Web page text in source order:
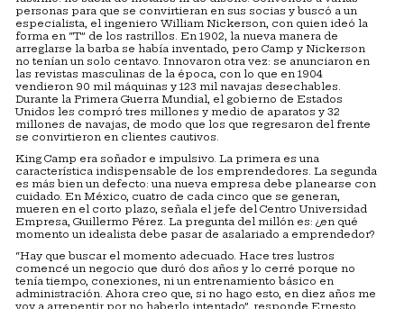
personas para que se convirtieran en sus socias y buscó a un
especialista, el ingeniero William Nickerson, con quien ideó la
forma en “T” de los rastrillos. En 1902, la nueva manera de
arreglarse la barba se había inventado, pero Camp y Nickerson
no tenían un solo centavo. Innovaron otra vez: se anunciaron en
las revistas masculinas de la época, con lo que en 1904
vendieron 90 mil máquinas y 123 mil navajas desechables.
Durante la Primera Guerra Mundial, el gobierno de Estados
Unidos les compró tres millones y medio de aparatos y 32
millones de navajas, de modo que los que regresaron del frente
se convirtieron en clientes cautivos.
King Camp era soñador e impulsivo. La primera es una
característica indispensable de los emprendedores. La segunda
es más bien un defecto: una nueva empresa debe planearse con
cuidado. En México, cuatro de cada cinco que se generan,
mueren en el corto plazo, señala el jefe del Centro Universidad
Empresa, Guillermo Pérez. La pregunta del millón es: ¿en qué
momento un idealista debe pasar de asalariado a emprendedor?
“Hay que buscar el momento adecuado. Hace tres lustros
comencé un negocio que duró dos años y lo cerré porque no
tenía tiempo, conexiones, ni un entrenamiento básico en
administración. Ahora creo que, si no hago esto, en diez años me